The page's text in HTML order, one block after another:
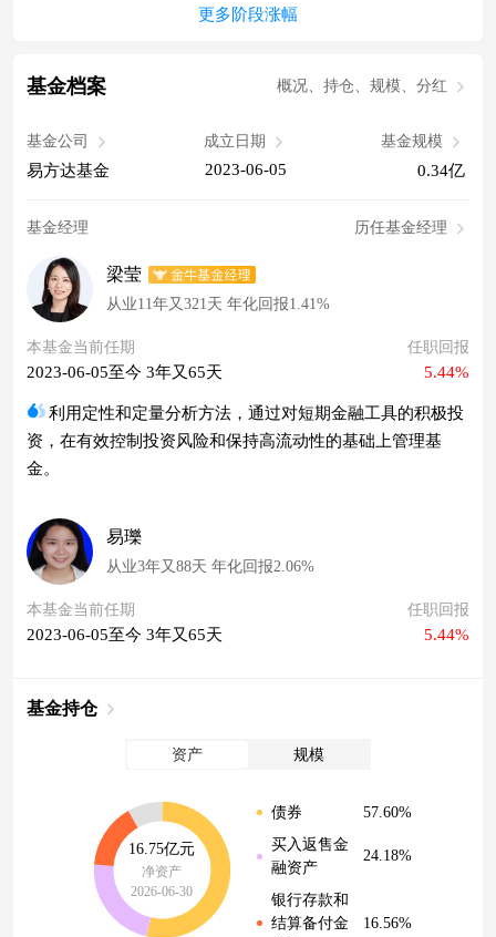
更多阶段涨幅
基金档案 概况、持仓、规模、分红
基金公司
易方达基金
成立日期
2023-06-05
基金规模
0.34亿
基金经理 历任基金经理
梁莹
从业11年又321天 年化回报1.41%
本基金当前任期
2023-06-05至今 3年又65天
任职回报
5.44%
利用定性和定量分析方法，通过对短期金融工具的积极投
资，在有效控制投资风险和保持高流动性的基础上管理基
金。
易瓅
从业3年又88天 年化回报2.06%
本基金当前任期
2023-06-05至今 3年又65天
任职回报
5.44%
基金持仓
资产 规模
16.75亿元
净资产
2026-06-30
债券
57.60%
买入返售金
融资产
24.18%
银行存款和
结算备付金
16.56%